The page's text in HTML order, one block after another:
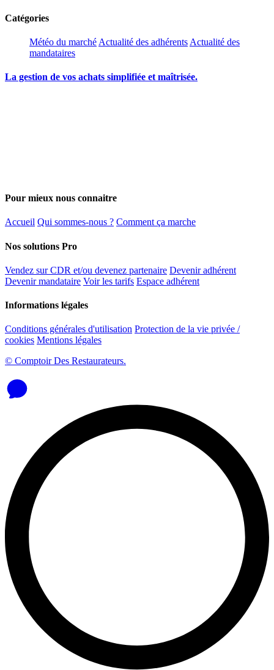
Catégories
Météo du marché Actualité des adhérents Actualité des
mandataires
La gestion de vos achats simplifiée et maîtrisée.
Pour mieux nous connaitre
Accueil Qui sommes-nous ? Comment ça marche
Nos solutions Pro
Vendez sur CDR et/ou devenez partenaire Devenir adhérent
Devenir mandataire Voir les tarifs Espace adhérent
Informations légales
Conditions générales d'utilisation Protection de la vie privée /
cookies Mentions légales
© Comptoir Des Restaurateurs.